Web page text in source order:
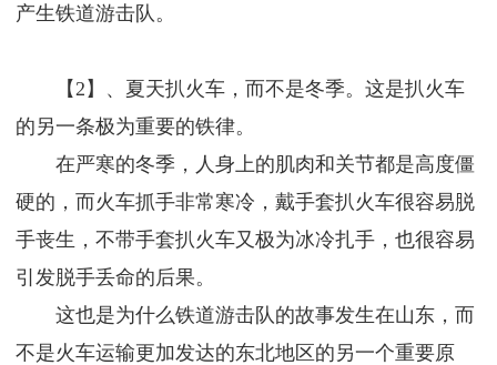
产生铁道游击队。
【2】、夏天扒火车，而不是冬季。这是扒火车
的另一条极为重要的铁律。
在严寒的冬季，人身上的肌肉和关节都是高度僵
硬的，而火车抓手非常寒冷，戴手套扒火车很容易脱
手丧生，不带手套扒火车又极为冰冷扎手，也很容易
引发脱手丢命的后果。
这也是为什么铁道游击队的故事发生在山东，而
不是火车运输更加发达的东北地区的另一个重要原